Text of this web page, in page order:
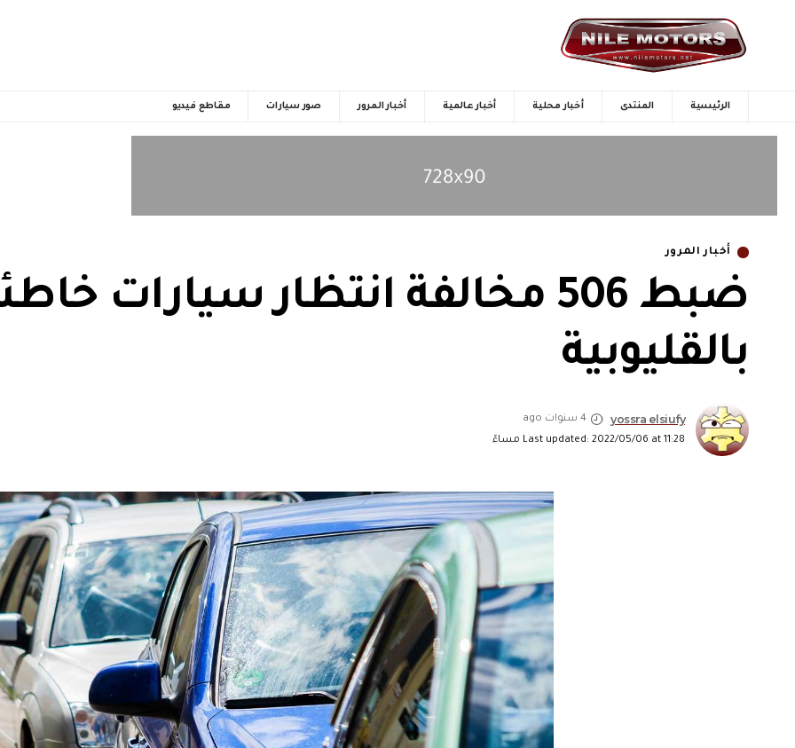
الرئيسية المنتدى أخبار محلية أخبار عالمية أخبار المرور صور سيارات مقاطع فيديو
أخبار المرور
بالقليوبية
Last updated: 2022/05/06 at 11:28 مساءً
yossra elsiufy 4 سنوات ago